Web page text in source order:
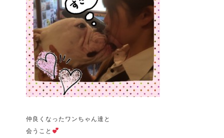
仲良くなったワンちゃん達と
会うこと